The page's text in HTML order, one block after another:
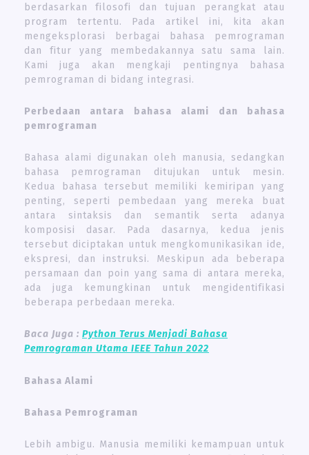
berdasarkan filosofi dan tujuan perangkat atau
program tertentu. Pada artikel ini, kita akan
mengeksplorasi berbagai bahasa pemrograman
dan fitur yang membedakannya satu sama lain.
Kami juga akan mengkaji pentingnya bahasa
pemrograman di bidang integrasi.
Perbedaan antara bahasa alami dan bahasa
pemrograman
Bahasa alami digunakan oleh manusia, sedangkan
bahasa pemrograman ditujukan untuk mesin.
Kedua bahasa tersebut memiliki kemiripan yang
penting, seperti pembedaan yang mereka buat
antara sintaksis dan semantik serta adanya
komposisi dasar. Pada dasarnya, kedua jenis
tersebut diciptakan untuk mengkomunikasikan ide,
ekspresi, dan instruksi. Meskipun ada beberapa
persamaan dan poin yang sama di antara mereka,
ada juga kemungkinan untuk mengidentifikasi
beberapa perbedaan mereka.
Baca Juga : Python Terus Menjadi Bahasa
Pemrograman Utama IEEE Tahun 2022
Bahasa Alami
Bahasa Pemrograman
Lebih ambigu. Manusia memiliki kemampuan untuk